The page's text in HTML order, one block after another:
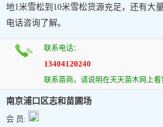
地1米雪松到10米雪松货源充足，还有大
电话咨询了解。
联系电话：
13404120240
联系苗商，请说明在天天苗木网上看
南京浦口区志和苗圃场
会 员: